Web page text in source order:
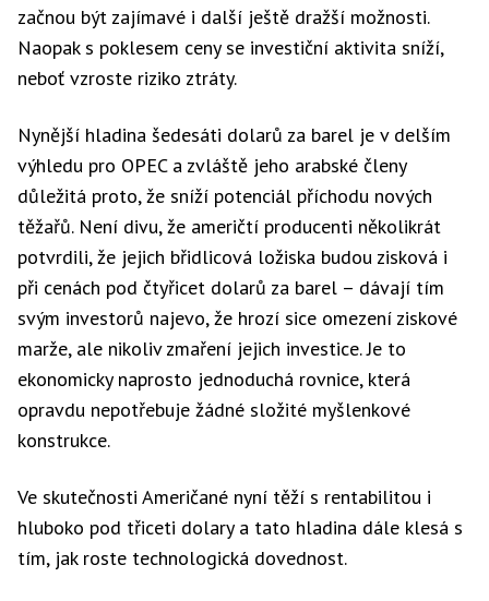
začnou být zajímavé i další ještě dražší možnosti.
Naopak s poklesem ceny se investiční aktivita sníží,
neboť vzroste riziko ztráty.
Nynější hladina šedesáti dolarů za barel je v delším
výhledu pro OPEC a zvláště jeho arabské členy
důležitá proto, že sníží potenciál příchodu nových
těžařů. Není divu, že američtí producenti několikrát
potvrdili, že jejich břidlicová ložiska budou zisková i
při cenách pod čtyřicet dolarů za barel – dávají tím
svým investorů najevo, že hrozí sice omezení ziskové
marže, ale nikoliv zmaření jejich investice. Je to
ekonomicky naprosto jednoduchá rovnice, která
opravdu nepotřebuje žádné složité myšlenkové
konstrukce.
Ve skutečnosti Američané nyní těží s rentabilitou i
hluboko pod třiceti dolary a tato hladina dále klesá s
tím, jak roste technologická dovednost.